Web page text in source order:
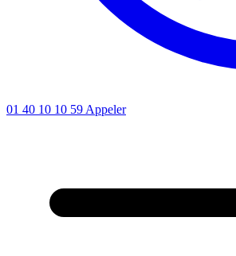
01 40 10 10 59 Appeler